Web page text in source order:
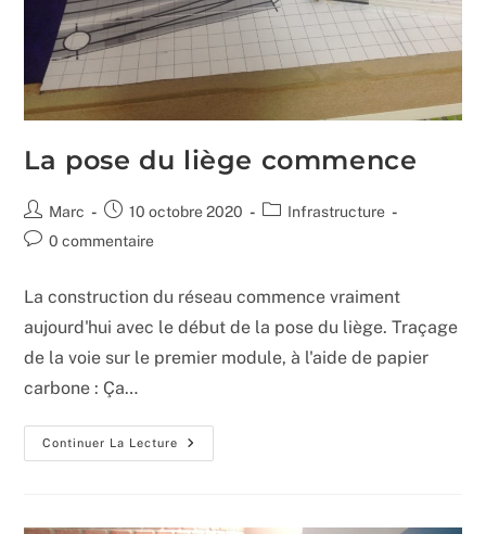
La pose du liège commence
Auteur/autrice
de
Marc
Publication
publiée :
10 octobre 2020
PostInfrastructure
Commentaires
publication :
0 commentaire
La construction du réseau commence vraiment
aujourd'hui avec le début de la pose du liège. Traçage
de la voie sur le premier module, à l'aide de papier
carbone : Ça…
Continuer La Lecture
La
Pose